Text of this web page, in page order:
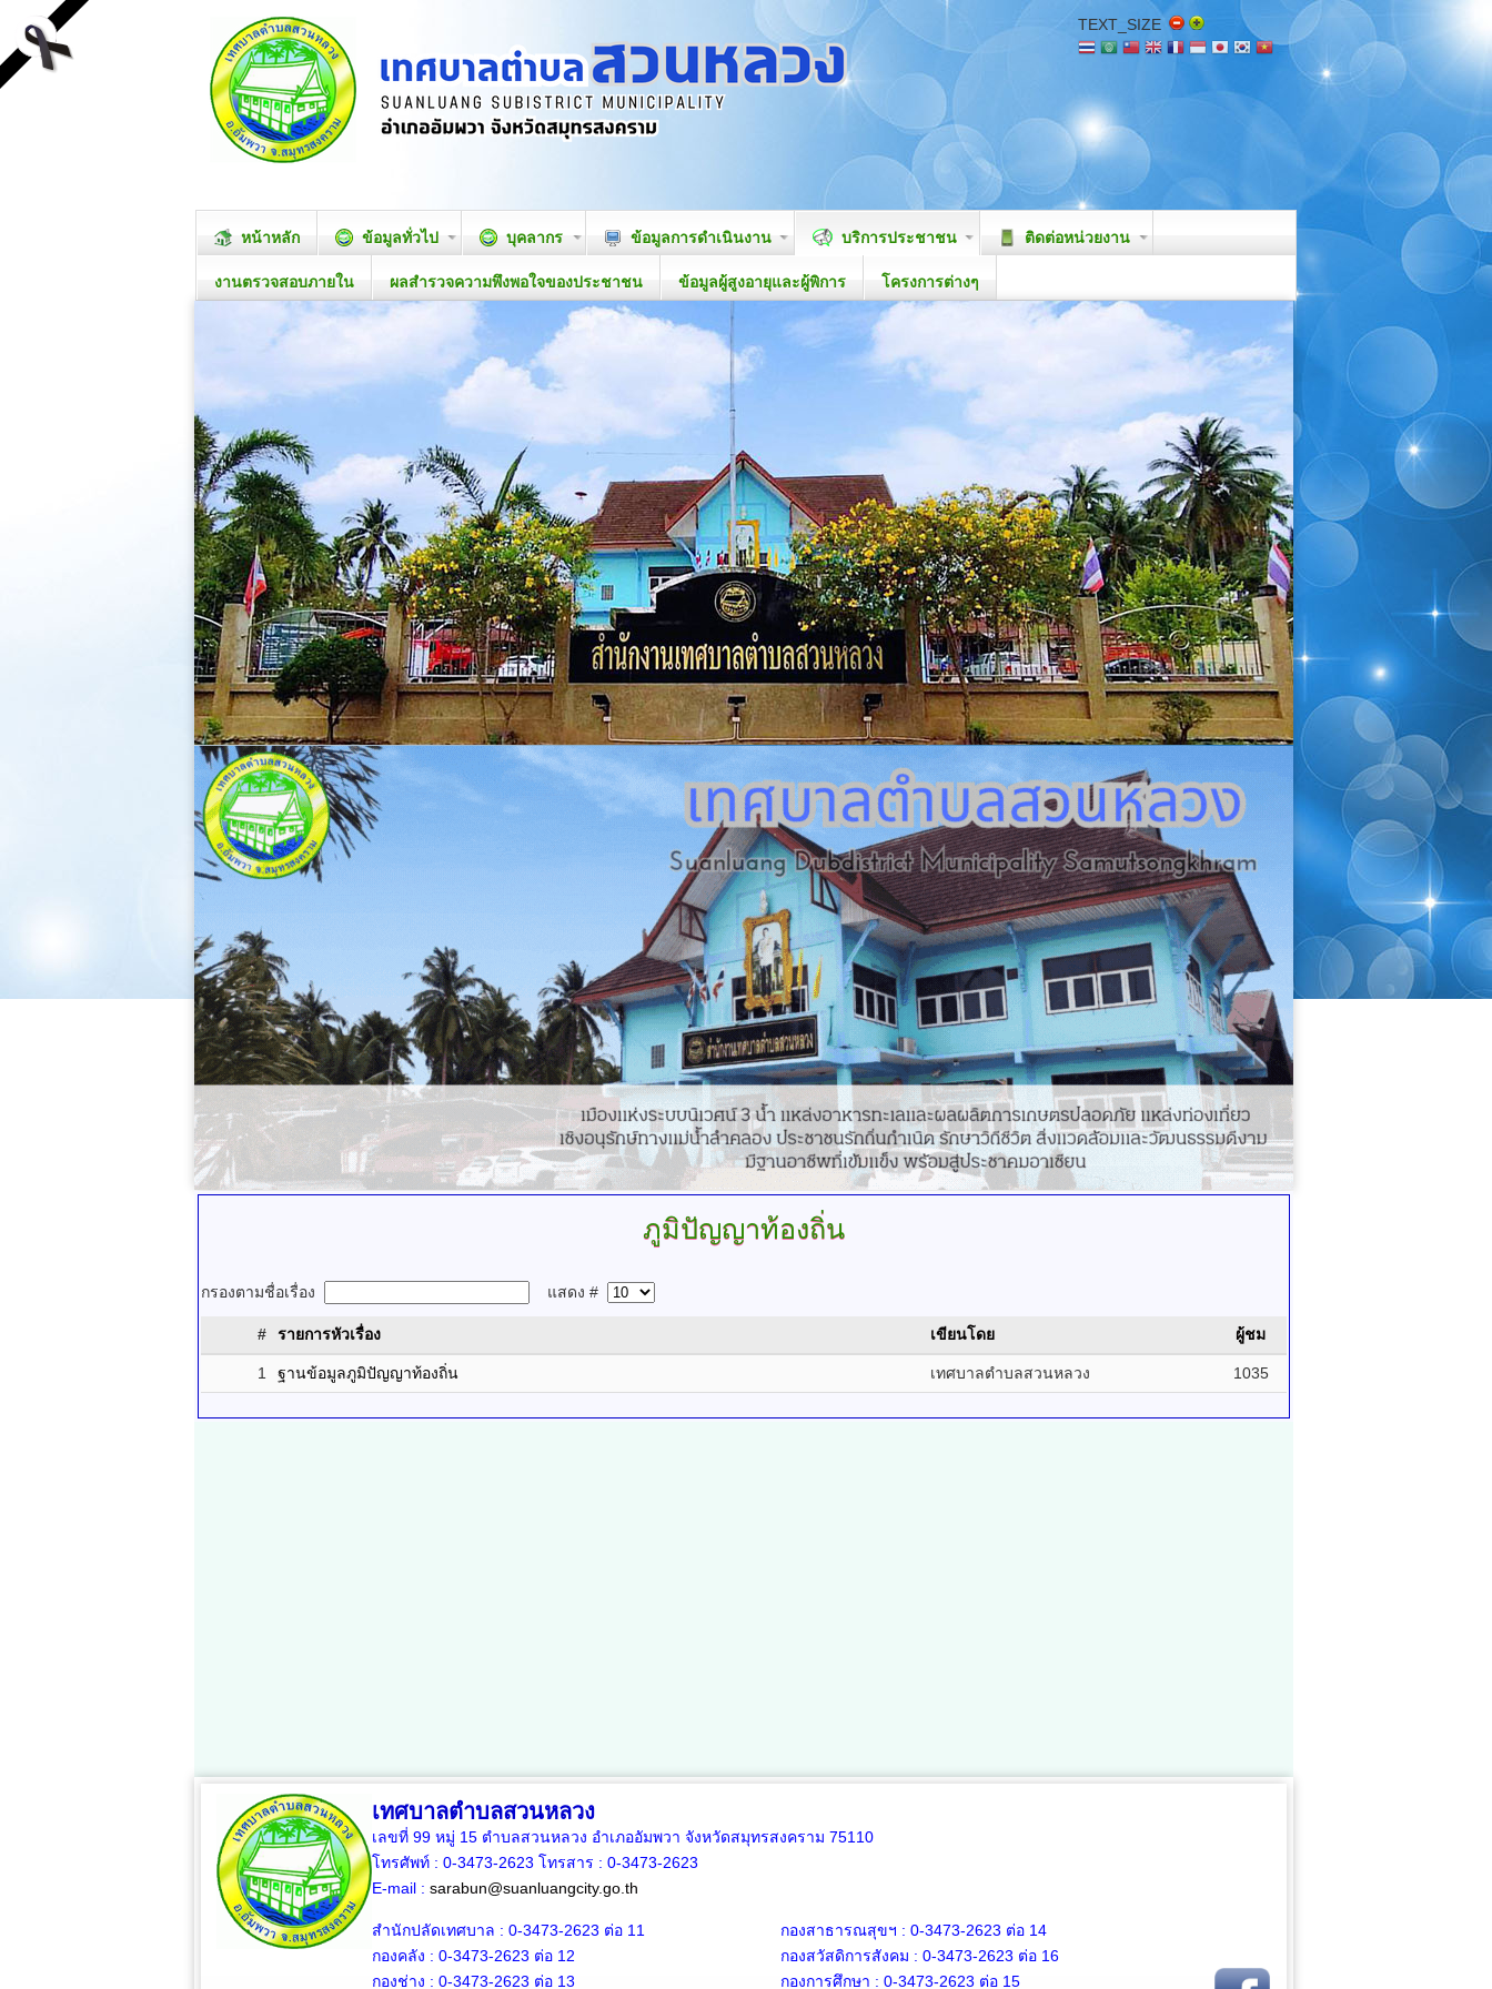
TEXT_SIZE
หน้าหลัก ข้อมูลทั่วไป บุคลากร ข้อมูลการดำเนินงาน บริการประชาชน ติดต่อหน่วยงาน
งานตรวจสอบภายใน ผลสำรวจความพึงพอใจของประชาชน ข้อมูลผู้สูงอายุและผู้พิการ โครงการต่างๆ
ภูมิปัญญาท้องถิ่น
กรองตามชื่อเรื่อง แสดง #
# รายการหัวเรื่อง เขียนโดย ผู้ชม
1 ฐานข้อมูลภูมิปัญญาท้องถิ่น เทศบาลตำบลสวนหลวง 1035
เทศบาลตำบลสวนหลวง
เลขที่ 99 หมู่ 15 ตำบลสวนหลวง อำเภออัมพวา จังหวัดสมุทรสงคราม 75110
โทรศัพท์ : 0-3473-2623 โทรสาร : 0-3473-2623
E-mail : sarabun@suanluangcity.go.th
สำนักปลัดเทศบาล : 0-3473-2623 ต่อ 11
กองคลัง : 0-3473-2623 ต่อ 12
กองช่าง : 0-3473-2623 ต่อ 13
กองสาธารณสุขฯ : 0-3473-2623 ต่อ 14
กองสวัสดิการสังคม : 0-3473-2623 ต่อ 16
กองการศึกษา : 0-3473-2623 ต่อ 15